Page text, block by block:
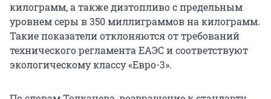
килограмм, а также дизтопливо с предельным
уровнем серы в 350 миллиграммов на килограмм.
Такие показатели отклоняются от требований
технического регламента ЕАЭС и соответствуют
экологическому классу «Евро-3».